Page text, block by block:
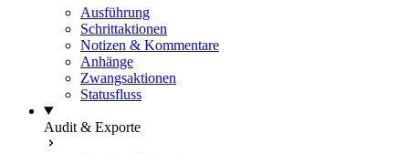
Ausführung
Schrittaktionen
Notizen & Kommentare
Anhänge
Zwangsaktionen
Statusfluss
Audit & Exporte